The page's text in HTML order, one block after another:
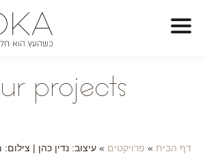
ur projects
דף הבית » פרויקטים » עיצוב: נדין כהן |